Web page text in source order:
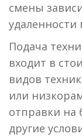
смены
удаленности
Подача
входит в
видов
или
отправки на
другие